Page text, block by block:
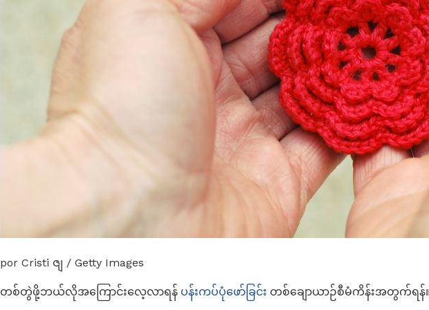
por Cristi ဇျ / Getty Images
တစ်တွဲဖို့ဘယ်လိုအကြောင်းလေ့လာရန် ပန်းကပ်ပုံဖော်ခြင်း တစ်ချောယာဉ်စီမံကိန်းအတွက်ရန်